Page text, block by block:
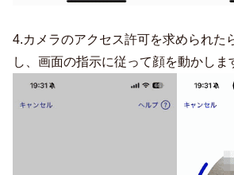
4.カメラのアクセス許可を求められた
し、画面の指示に従って顔を動かしま